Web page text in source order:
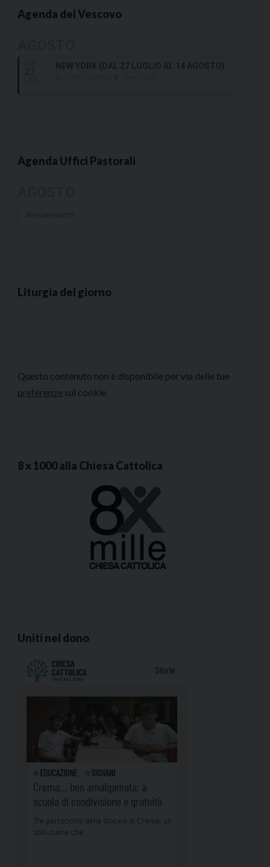
Agenda del Vescovo
Agenda Uffici Pastorali
Liturgia del giorno
Questo contenuto non è disponibile per via delle tue
preferenze sui cookie
8 x 1000 alla Chiesa Cattolica
Uniti nel dono